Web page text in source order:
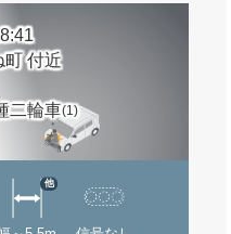
町 付近
二輪車(1)
他